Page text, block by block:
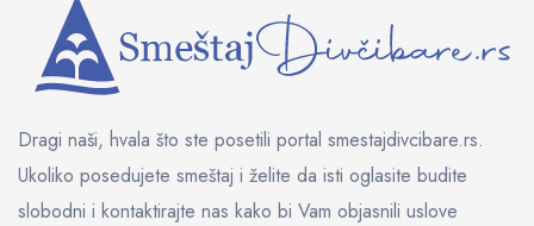
Dragi naši, hvala što ste posetili portal smestajdivcibare.rs.
Ukoliko posedujete smeštaj i želite da isti oglasite budite
slobodni i kontaktirajte nas kako bi Vam objasnili uslove